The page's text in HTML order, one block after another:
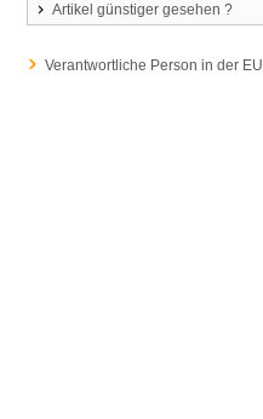
Artikel günstiger gesehen ?
Verantwortliche Person in der EU